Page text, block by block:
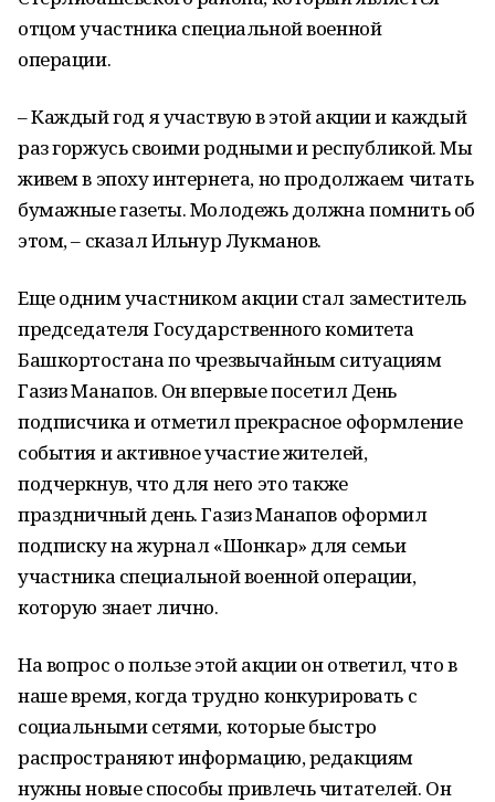
отцом участника специальной военной
операции.
– Каждый год я участвую в этой акции и каждый
раз горжусь своими родными и республикой. Мы
живем в эпоху интернета, но продолжаем читать
бумажные газеты. Молодежь должна помнить об
этом, – сказал Ильнур Лукманов.
Еще одним участником акции стал заместитель
председателя Государственного комитета
Башкортостана по чрезвычайным ситуациям
Газиз Манапов. Он впервые посетил День
подписчика и отметил прекрасное оформление
события и активное участие жителей,
подчеркнув, что для него это также
праздничный день. Газиз Манапов оформил
подписку на журнал «Шонкар» для семьи
участника специальной военной операции,
которую знает лично.
На вопрос о пользе этой акции он ответил, что в
наше время, когда трудно конкурировать с
социальными сетями, которые быстро
распространяют информацию, редакциям
нужны новые способы привлечь читателей. Он